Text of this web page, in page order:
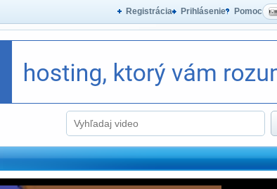
Registrácia Prihlásenie Pomoc